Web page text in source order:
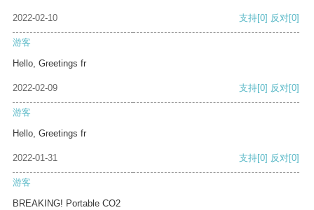
2022-02-10 支持[0] 反对[0]
游客
Hello, Greetings fr
2022-02-09 支持[0] 反对[0]
游客
Hello, Greetings fr
2022-01-31 支持[0] 反对[0]
游客
BREAKING! Portable CO2